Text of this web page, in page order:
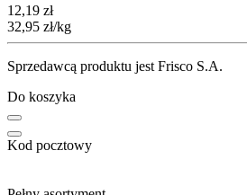
Cena
12,19 zł
32,95 zł/kg
Sprzedawcą produktu jest Frisco S.A.
Do koszyka
Kod pocztowy